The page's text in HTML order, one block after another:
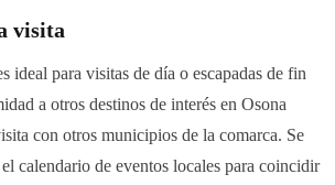
visita
ideal para visitas de día o escapadas de fin
a otros destinos de interés en Osona
con otros municipios de la comarca. Se
calendario de eventos locales para coincidir